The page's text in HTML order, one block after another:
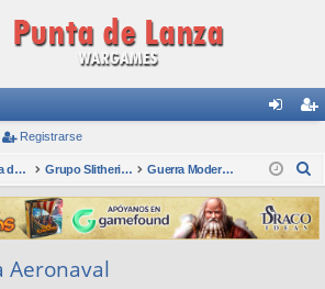
nti
fic
ar
ist
ra
rs
Registrarse
Foro Punta de Lanza Wargames Grupo Slitherine Guerra Moderna Aeronaval
s
c
Aeronaval